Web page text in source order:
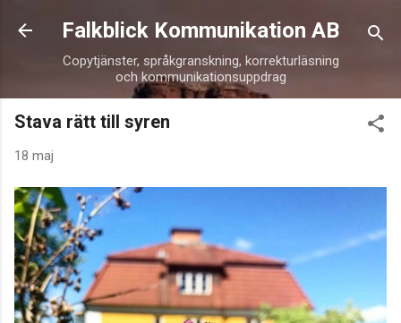
Fortsätt till huvudinnehåll
Falkblick Kommunikation AB
Copytjänster, språkgranskning, korrekturläsning
och kommunikationsuppdrag
Stava rätt till syren
18 maj